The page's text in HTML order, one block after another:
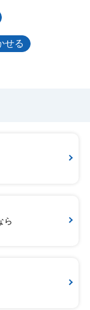
せる
ら